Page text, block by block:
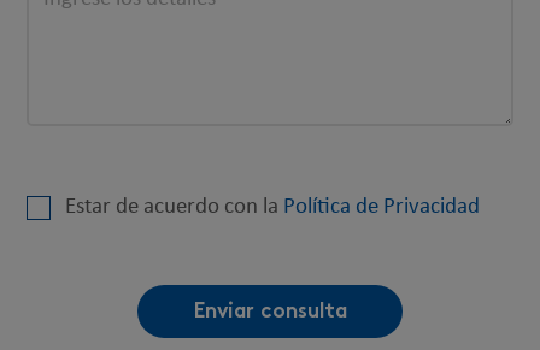
Estar de acuerdo con la Política de Privacidad